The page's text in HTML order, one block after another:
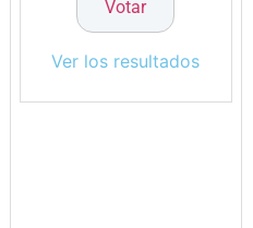
Ver los resultados